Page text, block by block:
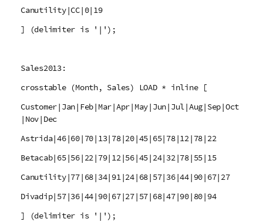
Canutility|CC|0|19
] (delimiter is '|');
Sales2013:
crosstable (Month, Sales) LOAD * inline [
Customer|Jan|Feb|Mar|Apr|May|Jun|Jul|Aug|Sep|Oct
|Nov|Dec
Astrida|46|60|70|13|78|20|45|65|78|12|78|22
Betacab|65|56|22|79|12|56|45|24|32|78|55|15
Canutility|77|68|34|91|24|68|57|36|44|90|67|27
Divadip|57|36|44|90|67|27|57|68|47|90|80|94
] (delimiter is '|');